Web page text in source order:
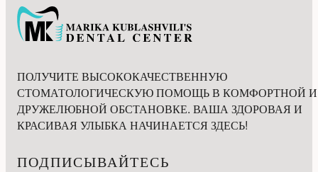
ПОЛУЧИТЕ ВЫСОКОКАЧЕСТВЕННУЮ
СТОМАТОЛОГИЧЕСКУЮ ПОМОЩЬ В КОМФОРТНОЙ И
ДРУЖЕЛЮБНОЙ ОБСТАНОВКЕ. ВАША ЗДОРОВАЯ И
КРАСИВАЯ УЛЫБКА НАЧИНАЕТСЯ ЗДЕСЬ!
ПОДПИСЫВАЙТЕСЬ